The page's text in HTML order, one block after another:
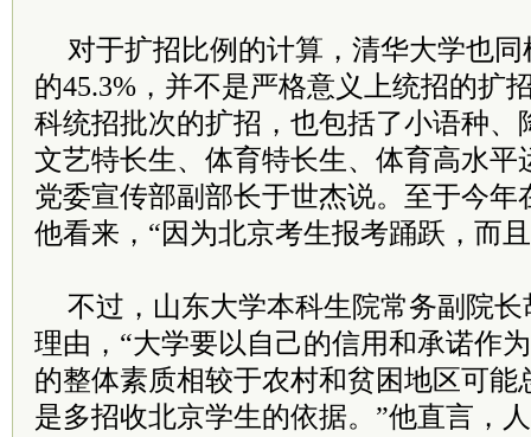
对于扩招比例的计算，清华大学也同
的45.3%，并不是严格意义上统招的扩
科统招批次的扩招，也包括了小语种、
文艺特长生、体育特长生、体育高水平
党委宣传部副部长于世杰说。至于今年
他看来，“因为北京考生报考踊跃，而
不过，山东大学本科生院常务副院
理由，“大学要以自己的信用和承诺作
的整体素质相较于农村和贫困地区可能
是多招收北京学生的依据。”他直言，